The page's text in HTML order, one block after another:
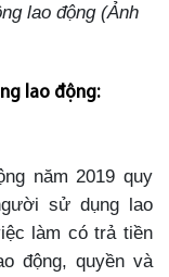
lao động (Ảnh
lao động:
năm 2019 quy
sử dụng lao
làm có trả tiền
động, quyền và